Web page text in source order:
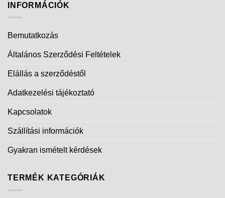
INFORMÁCIÓK
Bemutatkozás
Általános Szerződési Feltételek
Elállás a szerződéstől
Adatkezelési tájékoztató
Kapcsolatok
Szállítási információk
Gyakran ismételt kérdések
TERMÉK KATEGÓRIÁK